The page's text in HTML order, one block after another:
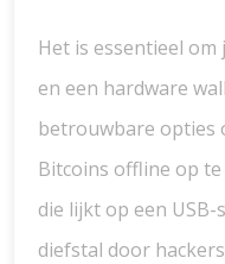
Het is essentieel
en een hardware
betrouwbare opties
Bitcoins offline op
die lijkt op een
diefstal door